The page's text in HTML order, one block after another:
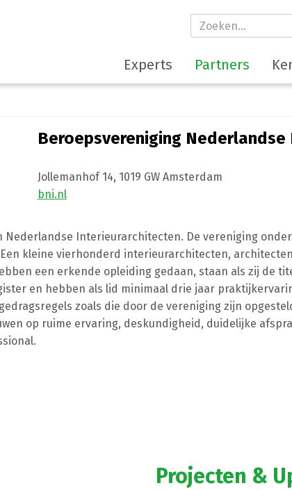
Experts Partners
Beroepsvereniging
Jollemanhof 14, 1019 GW Amsterdam
bni.nl
Nederlandse Interieurarchitecten. De vereniging
kleine vierhonderd interieurarchitecten,
een erkende opleiding gedaan, staan als zij de
en hebben als lid minimaal drie jaar
zoals die door de vereniging zijn
op ruime ervaring, deskundigheid, duidelijke
Projecten &